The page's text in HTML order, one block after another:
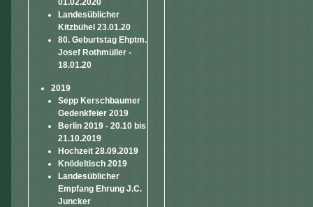
01.02.2020
Landesüblicher
Kitzbühel 23.01.20
80. Geburtstag Ehptm.
Josef Rothmüller -
18.01.20
2019
Sepp Kerschbaumer
Gedenkfeier 2019
Berlin 2019 - 20.10 bis
21.10.2019
Hochzeit 28.09.2019
Knödeltisch 2019
Landesüblicher
Empfang Ehrung J.C.
Juncker